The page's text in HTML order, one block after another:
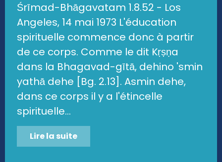
Śrīmad-Bhāgavatam 1.8.52 - Los
Angeles, 14 mai 1973 L'éducation
spirituelle commence donc à partir
de ce corps. Comme le dit Kṛṣṇa
dans la Bhagavad-gītā, dehino 'smin
yathā dehe [Bg. 2.13]. Asmin dehe,
dans ce corps il y a l'étincelle
spirituelle...
Lire la suite